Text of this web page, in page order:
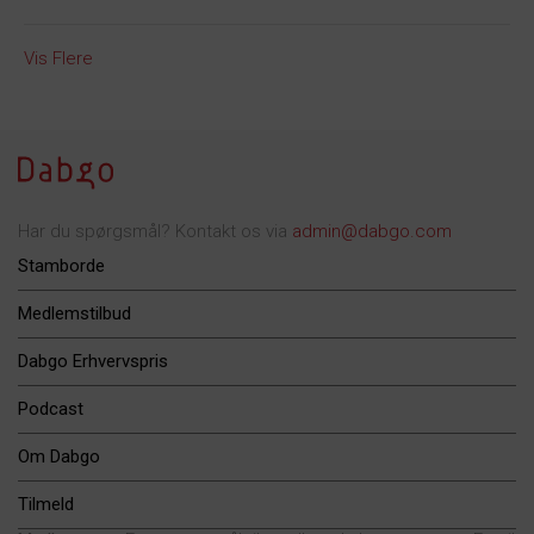
Vis Flere
Har du spørgsmål? Kontakt os via admin@dabgo.com
Stamborde
Medlemstilbud
Dabgo Erhvervspris
Podcast
Om Dabgo
Tilmeld